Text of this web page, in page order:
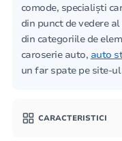
comode, specialiști
din punct de vedere
din categoriile de
caroserie auto, auto
un far spate pe site-
CARACTERISTICI